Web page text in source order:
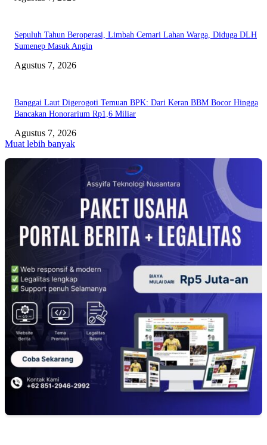
Sepuluh Tahun Beroperasi, Limbah Cemari Lahan Warga, Diduga DLH
Sumenep Masuk Angin
Agustus 7, 2026
Banggai Laut Digerogoti Temuan BPK: Dari Keran BBM Bocor Hingga
Bancakan Honorarium Rp1,6 Miliar
Agustus 7, 2026
Muat lebih banyak